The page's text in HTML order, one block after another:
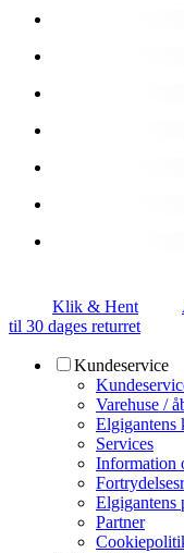
Klik & Hent
til 30 dages returret
Kundeservice
Varehuse /
Elgigantens
Services
Information
Partner